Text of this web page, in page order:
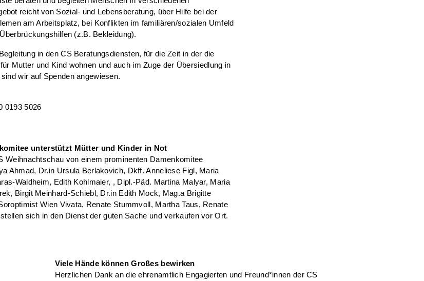
reicht von Sozial- und Lebensberatung, über Hilfe bei der
am Arbeitsplatz, bei Konflikten im familiären/sozialen Umfeld
(z.B. Bekleidung).
in den CS Beratungsdiensten, für die Zeit in der die
Mutter und Kind wohnen und auch im Zuge der Übersiedlung in
wir auf Spenden angewiesen.
0193 5026
unterstützt Mütter und Kinder in Not
Weihnachtschau von einem prominenten Damenkomitee
Ahmad, Dr.in Ursula Berlakovich, Dkff. Anneliese Figl, Maria
Waldheim, Edith Kohlmaier, , Dipl.-Päd. Martina Malyar, Maria
Birgit Meinhard-Schiebl, Dr.in Edith Mock, Mag.a Brigitte
Wien Vivata, Renate Stummvoll, Martha Taus, Renate
sich in den Dienst der guten Sache und verkaufen vor Ort.
Viele Hände können Großes bewirken
Herzlichen Dank an die ehrenamtlich Engagierten und Freund*innen der CS